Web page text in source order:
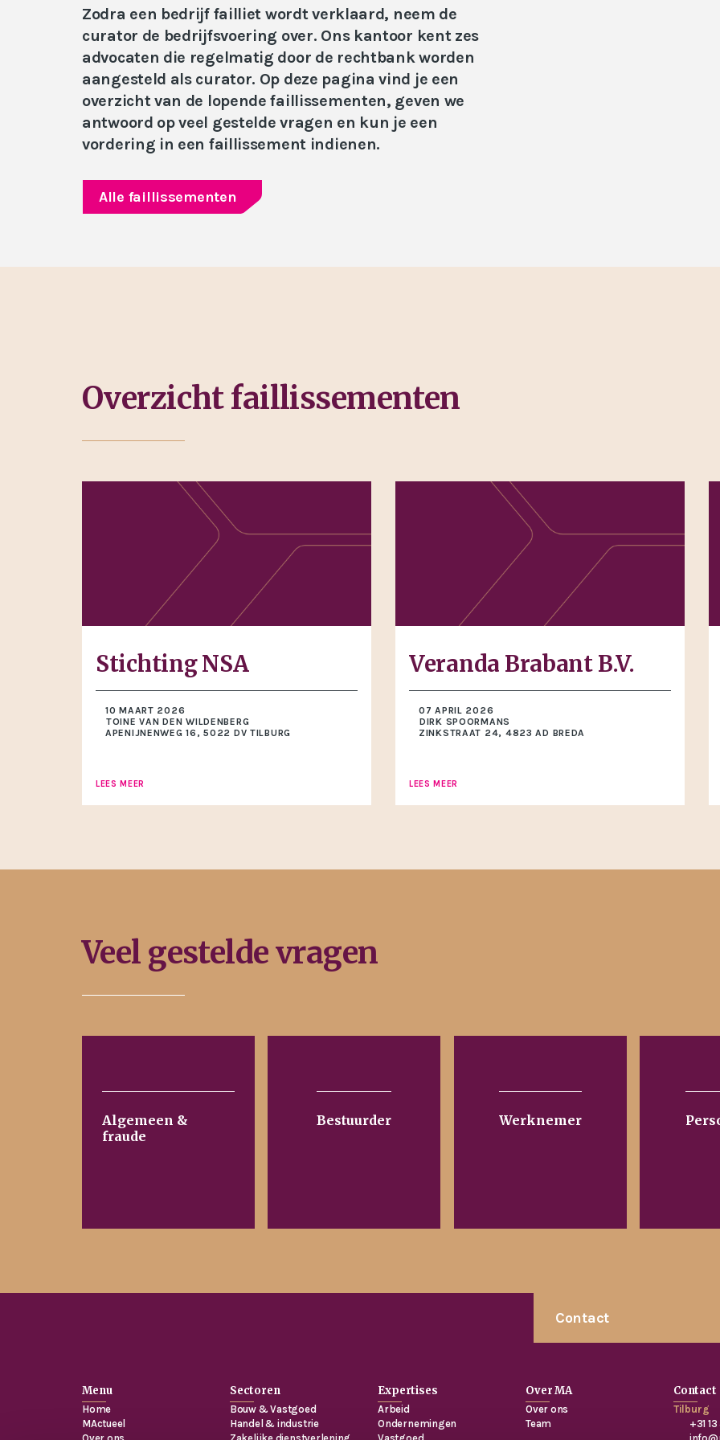
Zodra een bedrijf failliet wordt verklaard, neem de
curator de bedrijfsvoering over. Ons kantoor kent zes
advocaten die regelmatig door de rechtbank worden
aangesteld als curator. Op deze pagina vind je een
overzicht van de lopende faillissementen, geven we
antwoord op veel gestelde vragen en kun je een
vordering in een faillissement indienen.
Alle faillissementen
Overzicht faillissementen
Stichting NSA
10 MAART 2026
TOINE VAN DEN WILDENBERG
APENIJNENWEG 16, 5022 DV TILBURG
LEES MEER
Veranda Brabant B.V.
07 APRIL 2026
DIRK SPOORMANS
ZINKSTRAAT 24, 4823 AD BREDA
LEES MEER
Veel gestelde vragen
Algemeen &
fraude
Bestuurder Werknemer
Contact
Menu
Home
MActueel
Sectoren
Bouw & Vastgoed
Handel & industrie
Expertises
Arbeid
Ondernemingen
Over MA
Over ons
Team
Contact
Tilburg
+31